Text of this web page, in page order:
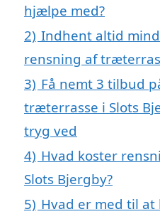
hjælpe med?
2) Indhent altid
rensning af
3) Få nemt 3 tilbud
træterrasse i Slots
tryg ved
4) Hvad koster
Slots Bjergby?
5) Hvad er med til at